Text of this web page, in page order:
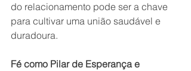
do relacionamento pode ser a chave
para cultivar uma união saudável e
duradoura.
Fé como Pilar de Esperança e